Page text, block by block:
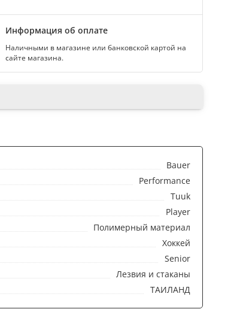
Информация об оплате
Наличными в магазине или банковской картой на
сайте магазина.
Bauer
Performance
Tuuk
Player
Полимерный материал
Хоккей
Senior
Лезвия и стаканы
ТАИЛАНД